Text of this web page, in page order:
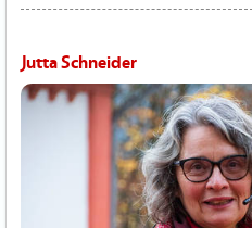
Jutta Schneider